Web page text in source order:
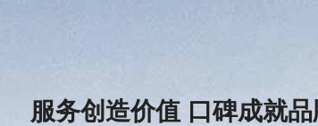
服务创造价值 口碑成就品